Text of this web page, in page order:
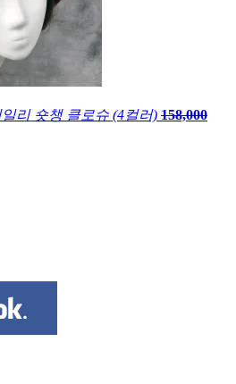
리 숏챙 클로슈 (4컬러) 158,000